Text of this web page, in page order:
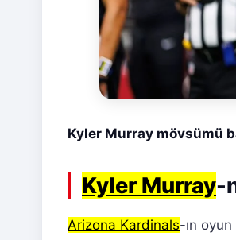
Kyler Murray mövsümü
Kyler Murray-
Arizona Kardinals-ın